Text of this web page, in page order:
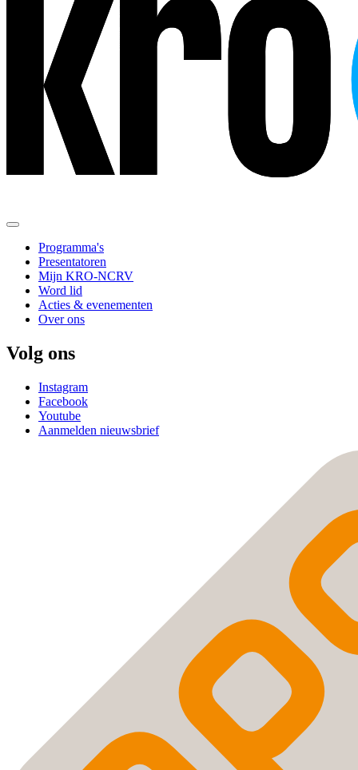
Programma's
Presentatoren
Mijn KRO-NCRV
Word lid
Acties & evenementen
Over ons
Volg ons
Instagram
Facebook
Youtube
Aanmelden nieuwsbrief